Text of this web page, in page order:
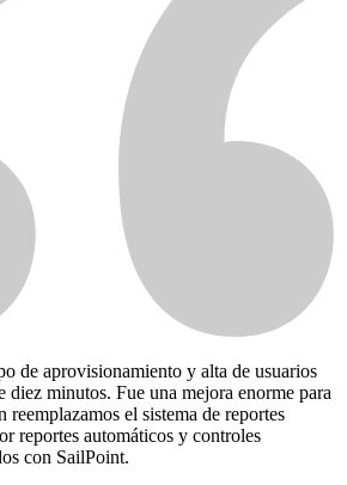
de aprovisionamiento y alta de usuarios
diez minutos. Fue una mejora enorme para
reemplazamos el sistema de reportes
reportes automáticos y controles
con SailPoint.